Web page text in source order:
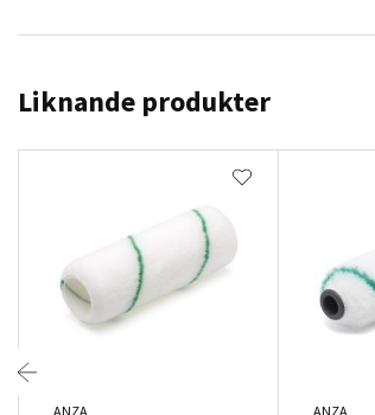
Liknande produkter
ANZA ANZA